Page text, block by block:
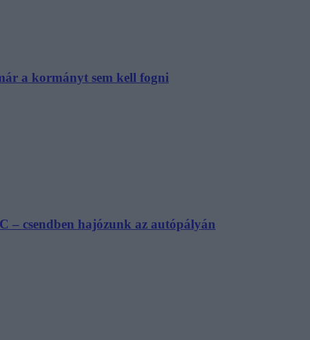
a kormányt sem kell fogni
– csendben hajózunk az autópályán